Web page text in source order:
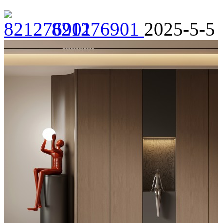
821276901 2025-5-5